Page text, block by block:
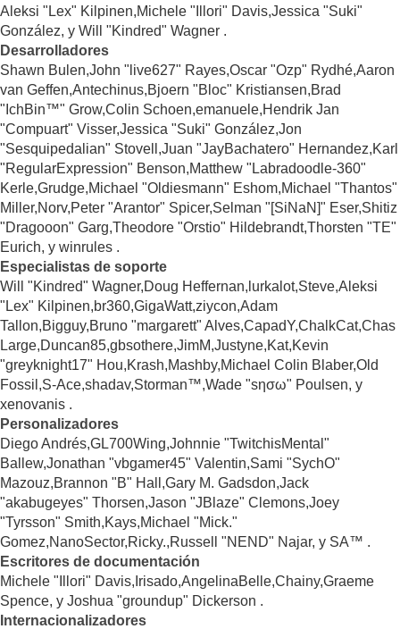
Aleksi "Lex" Kilpinen,Michele "Illori" Davis,Jessica "Suki"
González, y Will "Kindred" Wagner .
Desarrolladores
Shawn Bulen,John "live627" Rayes,Oscar "Ozp" Rydhé,Aaron
van Geffen,Antechinus,Bjoern "Bloc" Kristiansen,Brad
"IchBin™" Grow,Colin Schoen,emanuele,Hendrik Jan
"Compuart" Visser,Jessica "Suki" González,Jon
"Sesquipedalian" Stovell,Juan "JayBachatero" Hernandez,Karl
"RegularExpression" Benson,Matthew "Labradoodle-360"
Kerle,Grudge,Michael "Oldiesmann" Eshom,Michael "Thantos"
Miller,Norv,Peter "Arantor" Spicer,Selman "[SiNaN]" Eser,Shitiz
"Dragooon" Garg,Theodore "Orstio" Hildebrandt,Thorsten "TE"
Eurich, y winrules .
Especialistas de soporte
Will "Kindred" Wagner,Doug Heffernan,lurkalot,Steve,Aleksi
"Lex" Kilpinen,br360,GigaWatt,ziycon,Adam
Tallon,Bigguy,Bruno "margarett" Alves,CapadY,ChalkCat,Chas
Large,Duncan85,gbsothere,JimM,Justyne,Kat,Kevin
"greyknight17" Hou,Krash,Mashby,Michael Colin Blaber,Old
Fossil,S-Ace,shadav,Storman™,Wade "sησω" Poulsen, y
xenovanis .
Personalizadores
Diego Andrés,GL700Wing,Johnnie "TwitchisMental"
Ballew,Jonathan "vbgamer45" Valentin,Sami "SychO"
Mazouz,Brannon "B" Hall,Gary M. Gadsdon,Jack
"akabugeyes" Thorsen,Jason "JBlaze" Clemons,Joey
"Tyrsson" Smith,Kays,Michael "Mick."
Gomez,NanoSector,Ricky.,Russell "NEND" Najar, y SA™ .
Escritores de documentación
Michele "Illori" Davis,Irisado,AngelinaBelle,Chainy,Graeme
Spence, y Joshua "groundup" Dickerson .
Internacionalizadores